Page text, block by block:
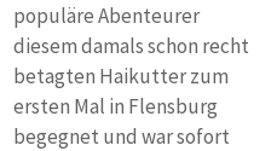
populäre Abenteurer
diesem damals schon recht
betagten Haikutter zum
ersten Mal in Flensburg
begegnet und war sofort